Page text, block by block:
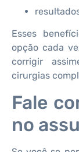
Esses
opção cada
corrigir
cirurgias
Fale
no